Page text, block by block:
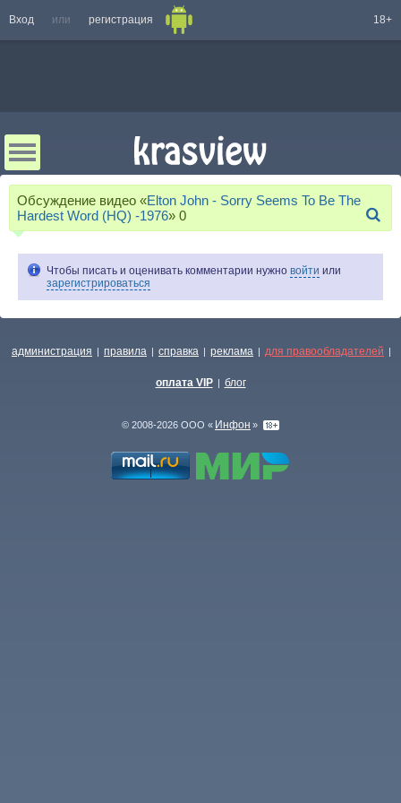
Вход или регистрация 18+
Обсуждение видео «Elton John - Sorry Seems To Be The
Hardest Word (HQ) -1976» 0
Чтобы писать и оценивать комментарии нужно войти или
зарегистрироваться
администрация | правила | справка | реклама | для правообладателей |
оплата VIP | блог
© 2008-2026 ООО « Инфон »